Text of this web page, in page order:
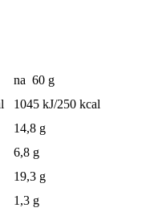
na 60 g
1045 kJ/250 kcal
14,8 g
6,8 g
19,3 g
1,3 g